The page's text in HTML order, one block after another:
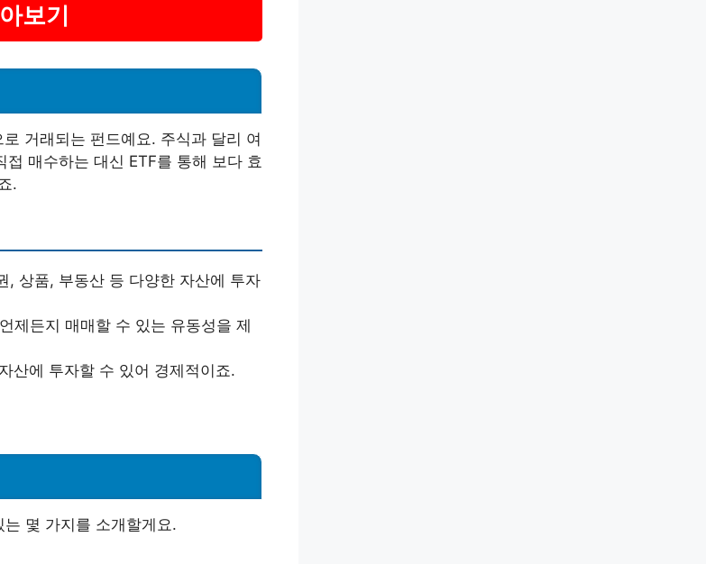
보기
거래되는 펀드예요. 주식과 달리 여
매수하는 대신 ETF를 통해 보다 효
.
, 상품, 부동산 등 다양한 자산에 투자
제든지 매매할 수 있는 유동성을 제
산에 투자할 수 있어 경제적이죠.
몇 가지를 소개할게요.